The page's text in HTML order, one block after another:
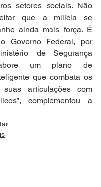
setores sociais. Não
que a milícia se
ainda mais força. É
Governo Federal, por
de Segurança
um plano de
que combata os
articulações com
complementou a